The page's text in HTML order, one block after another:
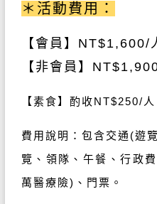
＊活動費用：
【會員】NT$1,600/
【非會員】NT
【素食】酌收NT$250/人
費用說明：包含交通 (遊
覽、領隊、午餐、行政
萬醫療險) 、門票。